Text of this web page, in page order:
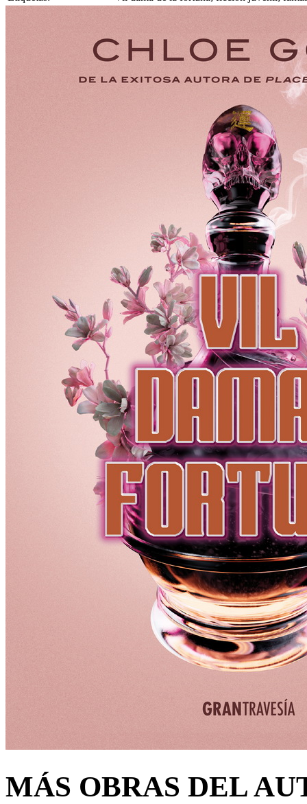
MÁS OBRAS DEL